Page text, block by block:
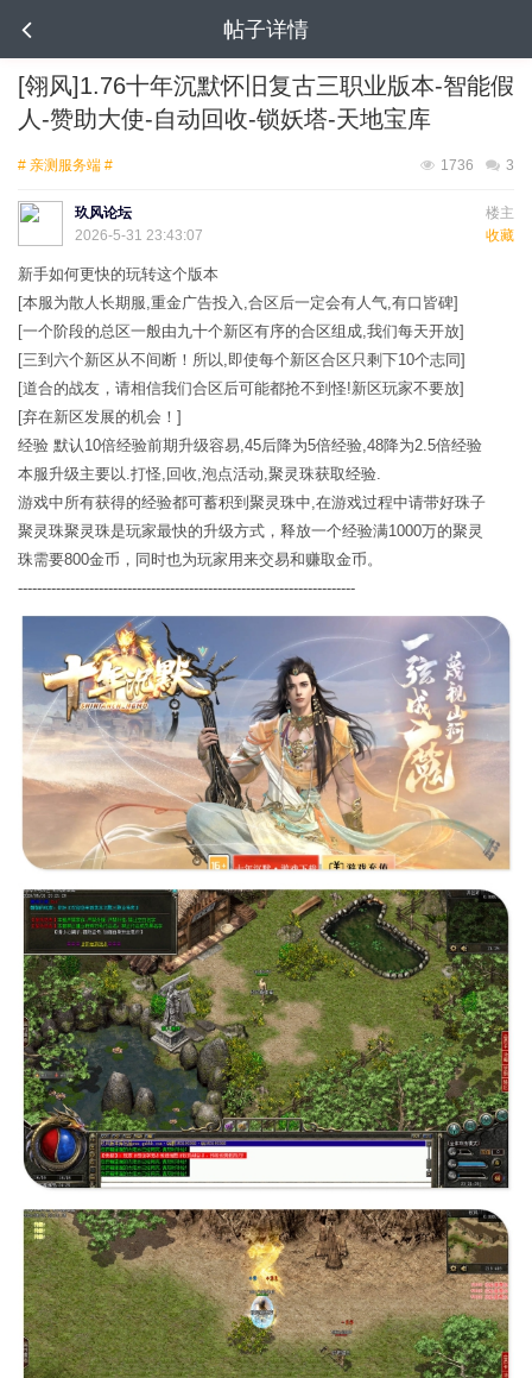
帖子详情
[翎风]1.76十年沉默怀旧复古三职业版本-智能假
人-赞助大使-自动回收-锁妖塔-天地宝库
# 亲测服务端 # 3
1736
楼主
玖风论坛
收藏
2026-5-31 23:43:07
新手如何更快的玩转这个版本
[本服为散人长期服,重金广告投入,合区后一定会有人气,有口皆碑]
[一个阶段的总区一般由九十个新区有序的合区组成,我们每天开放]
[三到六个新区从不间断！所以,即使每个新区合区只剩下10个志同]
[道合的战友，请相信我们合区后可能都抢不到怪!新区玩家不要放]
[弃在新区发展的机会！]
经验 默认10倍经验前期升级容易,45后降为5倍经验,48降为2.5倍经验
本服升级主要以.打怪,回收,泡点活动,聚灵珠获取经验.
游戏中所有获得的经验都可蓄积到聚灵珠中,在游戏过程中请带好珠子
聚灵珠聚灵珠是玩家最快的升级方式，释放一个经验满1000万的聚灵
珠需要800金币，同时也为玩家用来交易和赚取金币。
-----------------------------------------------------------------------